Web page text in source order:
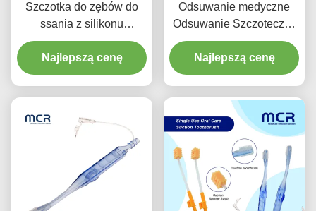
Szczotka do zębów do
ssania z silikonu
medycznego do higieny
jamy ustnej
Najlepszą cenę
Odsuwanie medyczne
Odsuwanie Szczoteczka
jednorazowa
Czyszczenie jamy ustnej
dla dorosłych
Najlepszą cenę